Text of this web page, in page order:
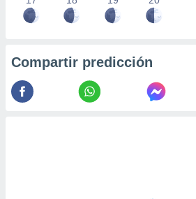
Compartir predicción